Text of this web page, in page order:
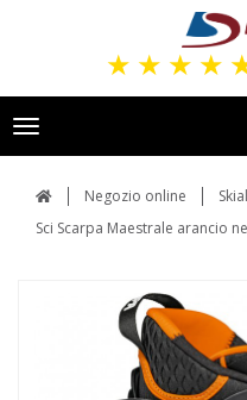
★ ★ ★ ★
Toggle
navigation
Negozio online
Sci Scarpa Maestrale arancio